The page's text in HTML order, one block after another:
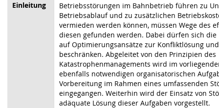
Einleitung
Betriebsstörungen im Bahnbetrieb führen zu
Betriebsablauf und zu zusätzlichen
vermieden werden können, müssen Wege des
diesen gefunden werden. Dabei dürfen sich
auf Optimierungsansätze zur Konfliktlösung
beschränken. Abgeleitet von den Prinzipien des
Katastrophenmanagements wird im
ebenfalls notwendigen organisatorischen
Vorbereitung im Rahmen eines umfassenden
eingegangen. Weiterhin wird der Einsatz von
adäquate Lösung dieser Aufgaben vorgestellt.